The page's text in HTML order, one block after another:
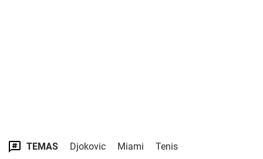
TEMAS Djokovic Miami Tenis